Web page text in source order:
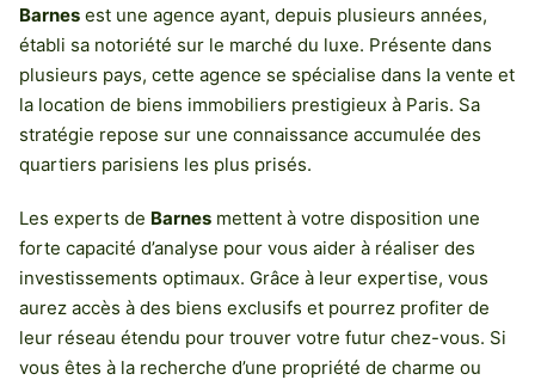
Barnes est une agence ayant, depuis plusieurs années,
établi sa notoriété sur le marché du luxe. Présente dans
plusieurs pays, cette agence se spécialise dans la vente et
la location de biens immobiliers prestigieux à Paris. Sa
stratégie repose sur une connaissance accumulée des
quartiers parisiens les plus prisés.
Les experts de Barnes mettent à votre disposition une
forte capacité d’analyse pour vous aider à réaliser des
investissements optimaux. Grâce à leur expertise, vous
aurez accès à des biens exclusifs et pourrez profiter de
leur réseau étendu pour trouver votre futur chez-vous. Si
vous êtes à la recherche d’une propriété de charme ou